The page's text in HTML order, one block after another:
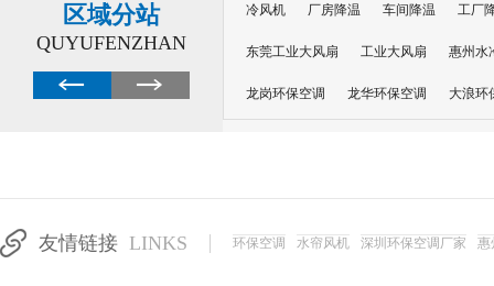
区域分站
QUYUFENZHAN
冷风机 厂房降温 车间降温 工厂
东莞工业大风扇 工业大风扇 惠州水
龙岗环保空调 龙华环保空调 大浪环
友情链接 LINKS 环保空调 水帘风机 深圳环保空调厂家 惠